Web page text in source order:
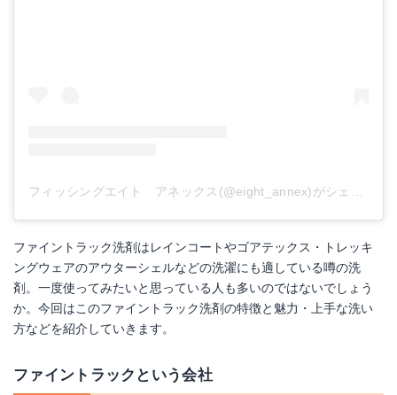
フィッシングエイト アネックス(@eight_annex)がシェアした投稿
ファイントラック洗剤はレインコートやゴアテックス・トレッキ
ングウェアのアウターシェルなどの洗濯にも適している噂の洗
剤。一度使ってみたいと思っている人も多いのではないでしょう
か。今回はこのファイントラック洗剤の特徴と魅力・上手な洗い
方などを紹介していきます。
ファイントラックという会社